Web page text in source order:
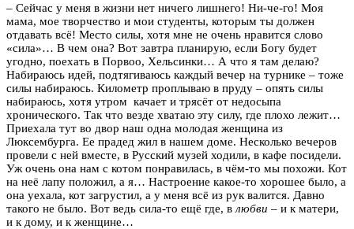
– Сейчас у меня в жизни нет ничего лишнего! Ни-че-го! Моя
мама, мое творчество и мои студенты, которым ты должен
отдавать всё! Место силы, хотя мне не очень нравится слово
«сила»… В чем она? Вот завтра планирую, если Богу будет
угодно, поехать в Порвоо, Хельсинки… А что я там делаю?
Набираюсь идей, подтягиваюсь каждый вечер на турнике – тоже
силы набираюсь. Километр проплываю в пруду – опять силы
набираюсь, хотя утром качает и трясёт от недосыпа
хронического. Так что везде хватаю эту силу, где плохо лежит…
Приехала тут во двор наш одна молодая женщина из
Люксембурга. Ее прадед жил в нашем доме. Несколько вечеров
провели с ней вместе, в Русский музей ходили, в кафе посидели.
Уж очень она нам с котом понравилась, в чём-то мы похожи. Кот
на неё лапу положил, а я… Настроение какое-то хорошее было, а
она уехала, кот загрустил, а у меня всё из рук валится. Давно
такого не было. Вот ведь сила-то ещё где, в любви – и к матери,
и к дому, и к женщине…